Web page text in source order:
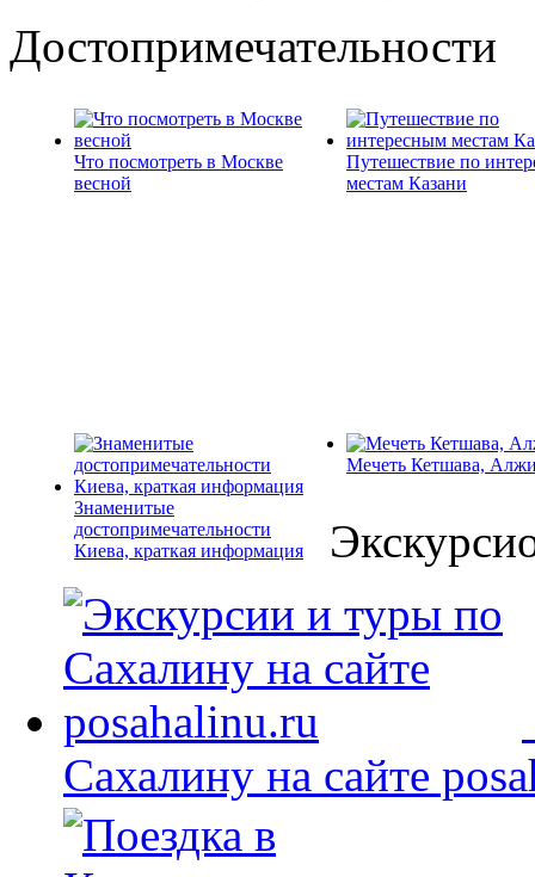
Достопримечательности
Что посмотреть в Москве
весной
Путешествие по
местам Казани
Знаменитые
достопримечательности
Киева, краткая информация
Мечеть Кетшава,
Сахалину на сайте